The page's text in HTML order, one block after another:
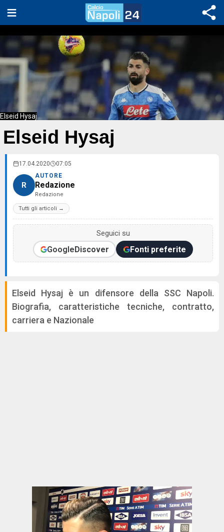
Elseid Hysaj
Elseid Hysaj
17.04.2020 07:05
R
AUTORE
Redazione
Redazione
Tutti gli articoli →
Seguici su
GoogleDiscover Fonti preferite
Elseid Hysaj è un difensore della SSC Napoli.
Biografia, caratteristiche tecniche, contratto,
carriera e Nazionale